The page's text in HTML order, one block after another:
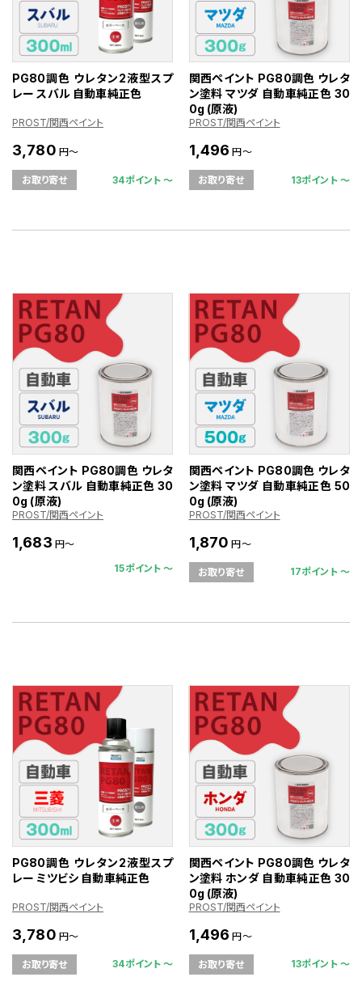
PG80調色 ウレタン2液型スプ
レー スバル 自動車純正色
PROST/関西ペイント
3,780 円～
お取り寄せ 34ポイント 〜
関西ペイント PG80調色 ウレタ
ン塗料 マツダ 自動車純正色 30
0g (原液)
PROST/関西ペイント
1,496 円～
お取り寄せ 13ポイント 〜
関西ペイント PG80調色 ウレタ
ン塗料 スバル 自動車純正色 30
0g (原液)
PROST/関西ペイント
1,683 円～
15ポイント 〜
関西ペイント PG80調色 ウレタ
ン塗料 マツダ 自動車純正色 50
0g (原液)
PROST/関西ペイント
1,870 円～
お取り寄せ 17ポイント 〜
PG80調色 ウレタン2液型スプ
レー ミツビシ 自動車純正色
PROST/関西ペイント
3,780 円～
お取り寄せ 34ポイント 〜
関西ペイント PG80調色 ウレタ
ン塗料 ホンダ 自動車純正色 30
0g (原液)
PROST/関西ペイント
1,496 円～
お取り寄せ 13ポイント 〜